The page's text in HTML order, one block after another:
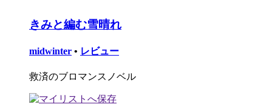
きみと編む雪晴れ
midwinter • レビュー
救済のブロマンスノベル